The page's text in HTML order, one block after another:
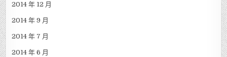
2014 年 12 月
2014 年 9 月
2014 年 7 月
2014 年 6 月